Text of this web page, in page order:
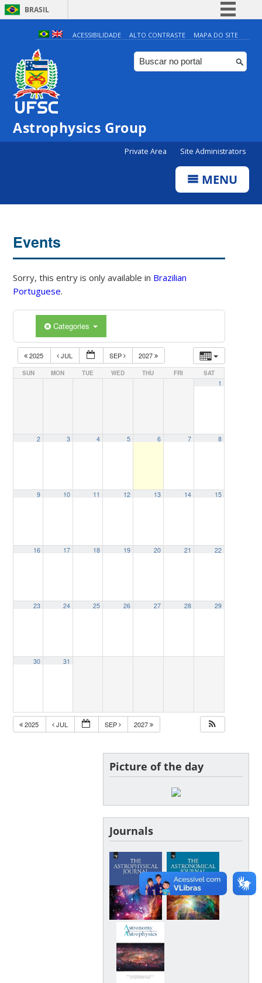
BRASIL
Simplifique!
Comunica BR
Participe
ACESSIBILIDADE ALTO CONTRASTE MAPA DO SITE
Astrophysics Group
Private Area Site Administrators
MENU
Events
Sorry, this entry is only available in Brazilian
Portuguese.
Categories
2025 JUL SEP 2027
SUN MON TUE WED THU FRI SAT
1
2 3 4 5 6 7 8
9 10 11 12 13 14 15
16 17 18 19 20 21 22
23 24 25 26 27 28 29
30 31
2025 JUL SEP 2027
Picture of the day
Journals